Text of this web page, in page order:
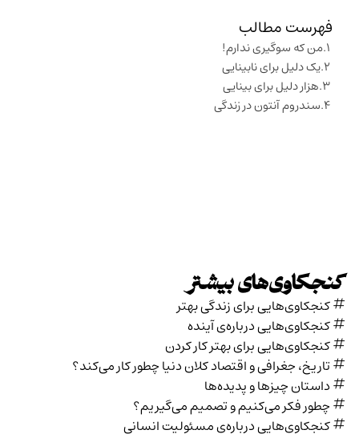
فهرست مطالب
من که سوگیری ندارم!
یک دلیل برای نابینایی
هزار دلیل برای بینایی
سندروم آنتون در زندگی
کنجکاوی‌های بیشتر
کنجکاوی‌هایی برای زندگی بهتر
کنجکاوی‌هایی درباره‌ی آينده
کنجکاوی‌هایی برای بهتر کار کردن
تاریخ،‌ جغرافی و اقتصاد کلان دنیا چطور کار می‌کند؟
داستان چیزها و پدیده‌ها
چطور فکر می‌کنیم و تصمیم می‌گیریم؟
کنجکاوی‌هایی درباره‌ی مسئولیت انسانی